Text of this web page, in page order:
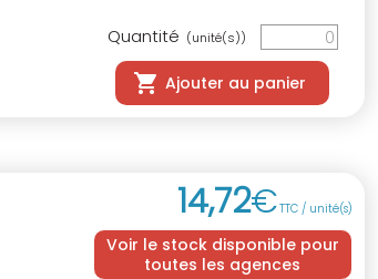
Quantité (unité(s))
Ajouter au panier
14,72€TTC / unité(s)
Voir le stock disponible pour
toutes les agences